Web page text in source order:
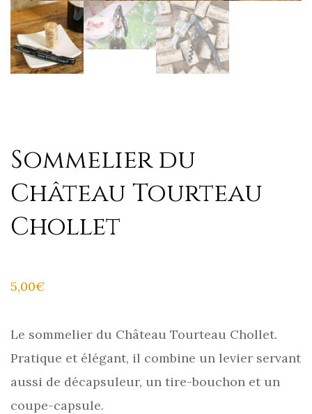
Sommelier du
Château Tourteau
Chollet
5,00€
Le sommelier du Château Tourteau Chollet.
Pratique et élégant, il combine un levier servant
aussi de décapsuleur, un tire-bouchon et un
coupe-capsule.